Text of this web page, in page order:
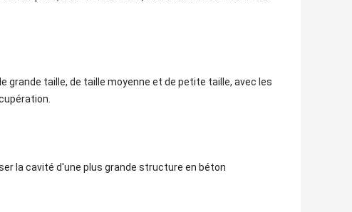
grande taille, de taille moyenne et de petite taille, avec les
la cavité d'une plus grande structure en béton